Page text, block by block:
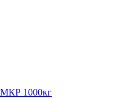
1000кг